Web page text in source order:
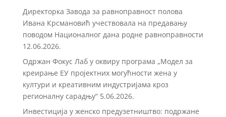
Директорка Завода за равноправност полова
Ивана Крсмановић учествовала на предавању
поводом Националног дана родне равноправности
12.06.2026.
Одржан Фокус Лаб у оквиру програма „Модел за
креирање ЕУ пројектних могућности жена у
култури и креативним индустријама кроз
регионалну сарадњу“ 5.06.2026.
Инвестиција у женско предузетништво: подржане